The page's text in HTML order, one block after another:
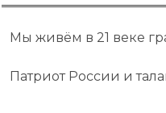
Мы живём в 21 веке
Патриот России и